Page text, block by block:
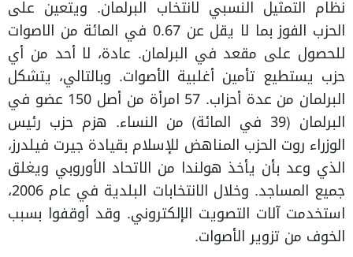
نظام التمثيل النسبي لانتخاب البرلمان. ويتعين على
الحزب الفوز بما لا يقل عن 0.67 في المائة من الاصوات
للحصول على مقعد في البرلمان. عادة، لا أحد من أي
حزب يستطيع تأمين أغلبية الأصوات. وبالتالي، يتشكل
البرلمان من عدة أحزاب. 57 امرأة من أصل 150 عضو في
البرلمان (39 في المائة) من النساء. هزم حزب رئيس
الوزراء روت الحزب المناهض للإسلام بقيادة جيرت فيلدرز،
الذي وعد بأن يأخذ هولندا من الاتحاد الأوروبي ويغلق
جميع المساجد. وخلال الانتخابات البلدية في عام 2006،
استخدمت آلات التصويت الإلكتروني. وقد أوقفوا بسبب
الخوف من تزوير الأصوات.